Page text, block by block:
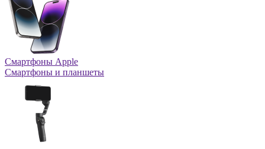
Смартфоны Apple
Смартфоны и планшеты